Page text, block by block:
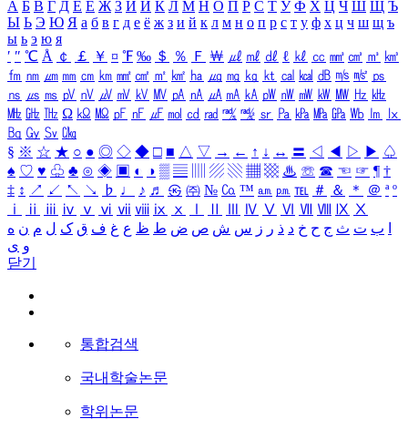
А Б В Г Д Е Ё Ж З И Й К Л М Н О П Р С Т У Ф Х Ц Ч Ш Щ Ъ
Ы Ь Э Ю Я а б в г д е ё ж з и й к л м н о п р с т у ф х ц ч ш щ ъ
ы ь э ю я
′ ″ ℃ Å ￠ ￡ ￥ ¤ ℉ ‰ ＄ ％ Ｆ ￦ ㎕ ㎖ ㎗ ℓ ㎘ ㏄ ㎣ ㎤ ㎥ ㎦
㎙ ㎚ ㎛ ㎜ ㎝ ㎞ ㎟ ㎠ ㎡ ㎢ ㏊ ㎍ ㎎ ㎏ ㏏ ㎈ ㎉ ㏈ ㎧ ㎨ ㎰
㎱ ㎲ ㎳ ㎴ ㎵ ㎶ ㎷ ㎸ ㎹ ㎀ ㎁ ㎂ ㎃ ㎄ ㎺ ㎻ ㎽ ㎾ ㎿ ㎐ ㎑
㎒ ㎓ ㎔ Ω ㏀ ㏁ ㎊ ㎋ ㎌ ㏖ ㏅ ㎭ ㎮ ㎯ ㏛ ㎩ ㎪ ㎫ ㎬ ㏝ ㏐
㏓
㏃ ㏉ ㏜ ㏆
§ ※ ☆ ★ ○ ● ◎ ◇ ◆ □ ■ △ ▽ → ← ↑ ↓ ↔ 〓 ◁ ◀ ▷ ▶ ♤
♠ ♡ ♥ ♧ ♣ ⊙ ◈ ▣ ◐ ◑ ▒ ▤ ▨ ▧ ▦ ▩ ♨ ☏ ☎ ☜ ☞ ¶ †
‡ ↕ ↗ ↙ ↖ ↘ ♭ ♩ ♪ ♬ ㉿ ㈜ № ㏇ ™ ㏂ ㏘ ℡ ＃ ＆ ＊ ＠ ª º
ⅰ
ⅱ ⅲ ⅳ ⅴ ⅵ ⅶ ⅷ ⅸ ⅹ Ⅳ Ⅴ Ⅵ Ⅶ Ⅷ Ⅸ Ⅹ
ب ت ث ج ح خ د ذ ر ز س ش ص ض ط ظ ع غ ف ق ک ل م ن ه
و ی
닫기
통합검색
국내학술논문
학위논문